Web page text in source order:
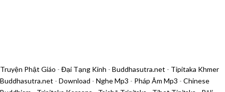
Truyện Phật Giáo - Đại Tạng Kinh - Buddhasutra.net - Tipitaka Khmer
Buddhasutra.net - Download - Nghe Mp3 - Pháp Âm Mp3 - Chinese